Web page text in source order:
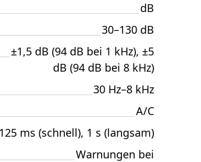
dB
30–130 dB
±1,5 dB (94 dB bei 1 kHz), ±5
dB (94 dB bei 8 kHz)
30 Hz–8 kHz
A/C
125 ms (schnell), 1 s (langsam)
Warnungen bei